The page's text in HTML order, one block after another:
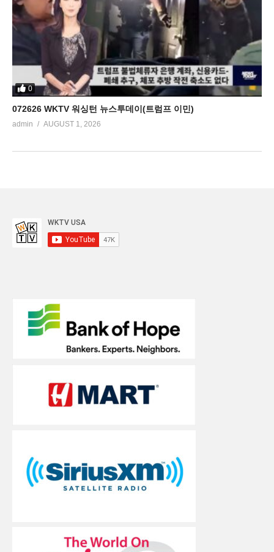
0
072626 WKTV 워싱턴 뉴스투데이(트럼프 이민)
admin AUGUST 1, 2026